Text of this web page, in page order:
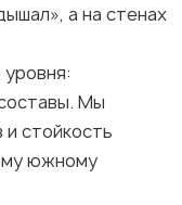
а на стенах
Мы
стойкость
южному